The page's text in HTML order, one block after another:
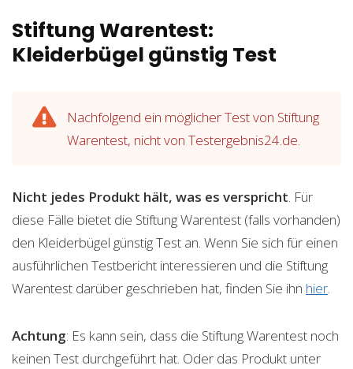
Stiftung Warentest:
Kleiderbügel günstig Test
Nachfolgend ein möglicher Test von Stiftung
Warentest, nicht von Testergebnis24.de.
Nicht jedes Produkt hält, was es verspricht. Für
diese Fälle bietet die Stiftung Warentest (falls vorhanden)
den Kleiderbügel günstig Test an. Wenn Sie sich für einen
ausführlichen Testbericht interessieren und die Stiftung
Warentest darüber geschrieben hat, finden Sie ihn hier.
Achtung: Es kann sein, dass die Stiftung Warentest noch
keinen Test durchgeführt hat. Oder das Produkt unter